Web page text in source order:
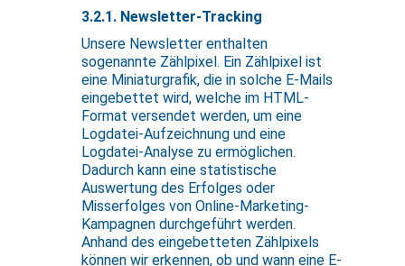
3.2.1. Newsletter-Tracking
Unsere Newsletter enthalten
sogenannte Zählpixel. Ein Zählpixel ist
eine Miniaturgrafik, die in solche E-Mails
eingebettet wird, welche im HTML-
Format versendet werden, um eine
Logdatei-Aufzeichnung und eine
Logdatei-Analyse zu ermöglichen.
Dadurch kann eine statistische
Auswertung des Erfolges oder
Misserfolges von Online-Marketing-
Kampagnen durchgeführt werden.
Anhand des eingebetteten Zählpixels
können wir erkennen, ob und wann eine E-